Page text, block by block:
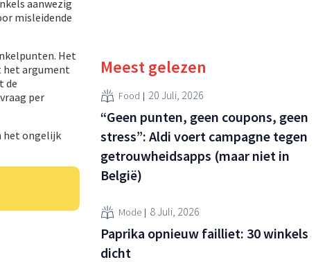
aanwezig
misleidende
Het
het argument
de
per
het ongelijk
Meest gelezen
Food 20 Juli, 2026
“Geen punten, geen coupons, geen
stress”: Aldi voert campagne tegen
getrouwheidsapps (maar niet in
België)
Mode 8 Juli, 2026
Paprika opnieuw failliet: 30 winkels
dicht